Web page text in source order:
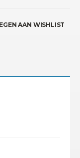
AAN WISHLIST